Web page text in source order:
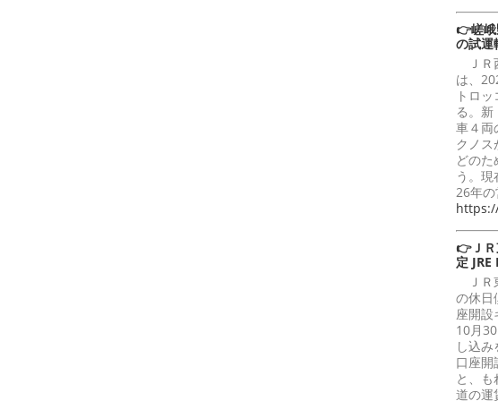
👉嵯
の試運
ＪＲ
は、
トロ
る。
車４両
クノス
どの
う。現
26年の
👉Ｊ
定
ＪＲ
の休日
座開設
10月
し込
口座開
と、
道の運